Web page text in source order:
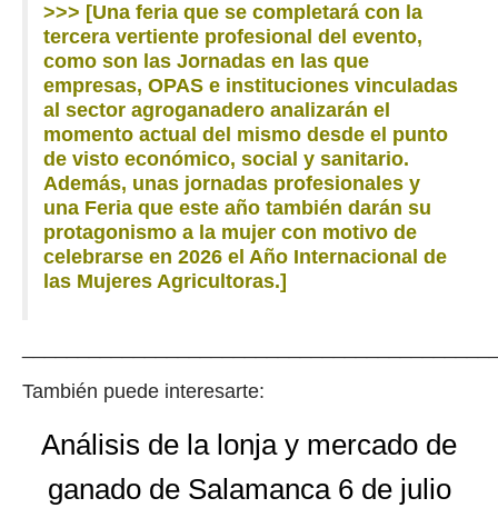
>>> [Una feria que se completará con la
tercera vertiente profesional del evento,
como son las Jornadas en las que
empresas, OPAS e instituciones vinculadas
al sector agroganadero analizarán el
momento actual del mismo desde el punto
de visto económico, social y sanitario.
Además, unas jornadas profesionales y
una Feria que este año también darán su
protagonismo a la mujer con motivo de
celebrarse en 2026 el Año Internacional de
las Mujeres Agricultoras.]
También puede interesarte:
Análisis de la lonja y mercado de
ganado de Salamanca 6 de julio